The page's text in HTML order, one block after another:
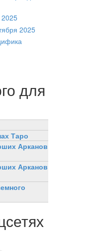
2025
2025
для
Таро
Арканов
Арканов